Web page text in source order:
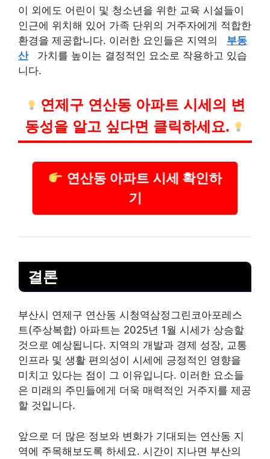
이 외에도 어린이 및 청소년을 위한 교육 시설들이
인근에 위치해 있어 가족 단위의 거주자에게 적합한
환경을 제공합니다. 이러한 요인들은 지역의
부동
산
가치를 높이는 결정적인 요소로 작용하고 있습
니다.
연제구 연산동 아파트 시세의 변
동성을 알고 싶다면 클릭하세요.
연산동 아파트 시세 확인하
기
결론
부산시 연제구 연산동 시청역삼정그린코아포레스
트(주상복합) 아파트는 2025년 1월 시세가 상승할
것으로 예상됩니다. 지역의 개발과 경제 성장, 교통
인프라 및 생활 편의성이 시세에 긍정적인 영향을
미치고 있다는 점이 그 이유입니다. 이러한 요소들
은 미래의 주민들에게 더욱 매력적인 거주지를 제공
할 것입니다.
앞으로 더 많은 정보와 변화가 기대되는 연산동 지
역에 주목해보도록 하세요. 시간이 지나면 부산의